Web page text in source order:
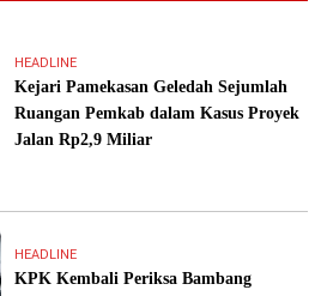
HEADLINE
Kejari Pamekasan Geledah Sejumlah
Ruangan Pemkab dalam Kasus Proyek
Jalan Rp2,9 Miliar
HEADLINE
KPK Kembali Periksa Bambang